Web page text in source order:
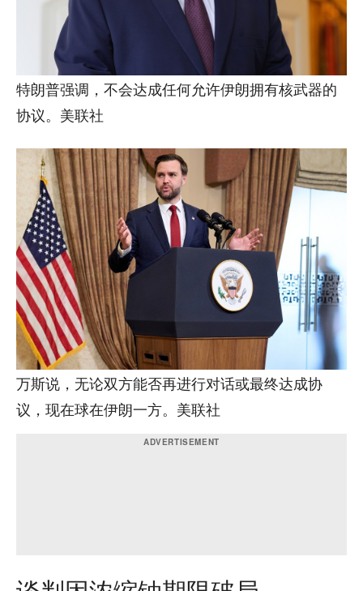
特朗普强调，不会达成任何允许伊朗拥有核武器的
协议。美联社
万斯说，无论双方能否再进行对话或最终达成协
议，现在球在伊朗一方。美联社